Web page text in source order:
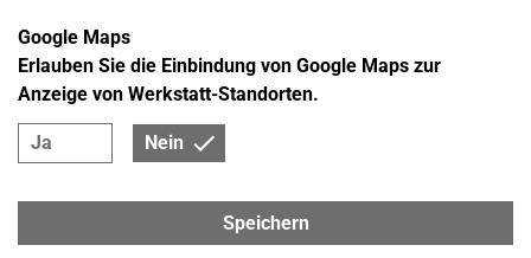
Ja Nein
Google Maps
Erlauben Sie die Einbindung von Google Maps zur
Anzeige von Werkstatt-Standorten.
Speichern